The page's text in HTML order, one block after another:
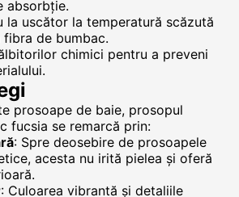
absorbție.
la uscător la temperatură scăzută
de bumbac.
chimici pentru a preveni
prosoape de baie, prosopul
fucsia se remarcă prin:
: Spre deosebire de prosoapele
acesta nu irită pielea și oferă
: Culoarea vibrantă și detaliile